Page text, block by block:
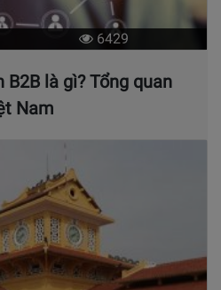
6429
là gì? Tổng quan
Nam